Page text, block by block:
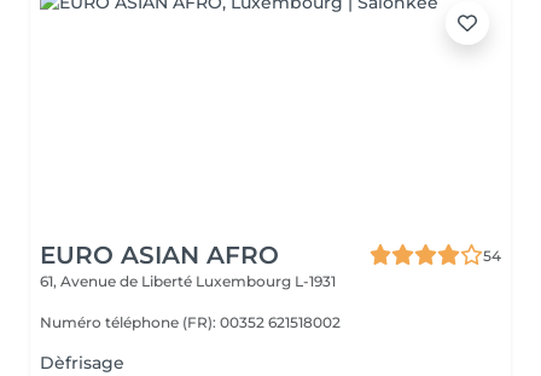
EURO ASIAN AFRO
54
61, Avenue de Liberté Luxembourg L-1931
Numéro téléphone (FR): 00352 621518002
Dèfrisage